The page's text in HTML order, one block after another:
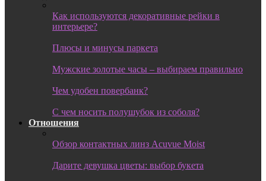
Как используются декоративные рейки в
интерьере?
Плюсы и минусы паркета
Мужские золотые часы – выбираем правильно
Чем удобен повербанк?
С чем носить полушубок из соболя?
Отношения
Обзор контактных линз Acuvue Moist
Дарите девушка цветы: выбор букета